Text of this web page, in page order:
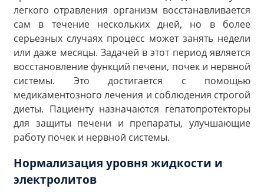
легкого отравления организм восстанавливается
сам в течение нескольких дней, но в более
серьезных случаях процесс может занять недели
или даже месяцы. Задачей в этот период является
восстановление функций печени, почек и нервной
системы. Это достигается с помощью
медикаментозного лечения и соблюдения строгой
диеты. Пациенту назначаются гепатопротекторы
для защиты печени и препараты, улучшающие
работу почек и нервной системы.
Нормализация уровня жидкости и
электролитов